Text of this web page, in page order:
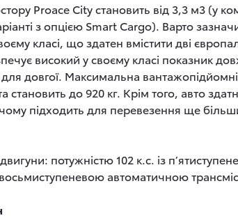
Proace City становить від 3,3 м3 (у
з опцією Smart Cargo). Варто
класі, що здатен вмістити дві
високий у своєму класі показник
довгої. Максимальна
до 920 кг. Крім того, авто
підходить для перевезення ще
потужністю 102 к.с. із
автоматичною